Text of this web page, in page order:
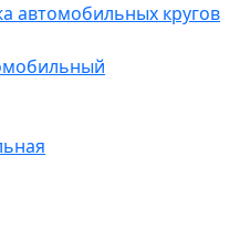
автомобильных кругов